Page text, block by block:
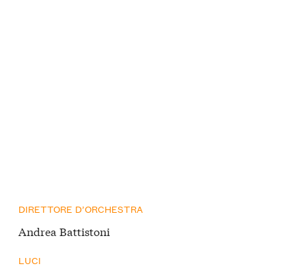
DIRETTORE D’ORCHESTRA
Andrea Battistoni
LUCI